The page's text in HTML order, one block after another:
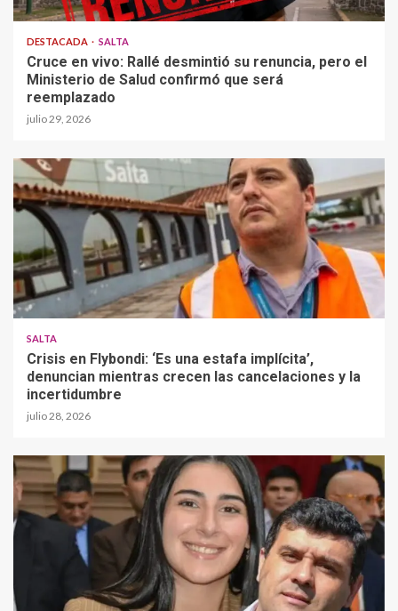
DESTACADA SALTA
Cruce en vivo: Rallé desmintió su renuncia, pero el
Ministerio de Salud confirmó que será
reemplazado
julio 29, 2026
SALTA
Crisis en Flybondi: ‘Es una estafa implícita’,
denuncian mientras crecen las cancelaciones y la
incertidumbre
julio 28, 2026